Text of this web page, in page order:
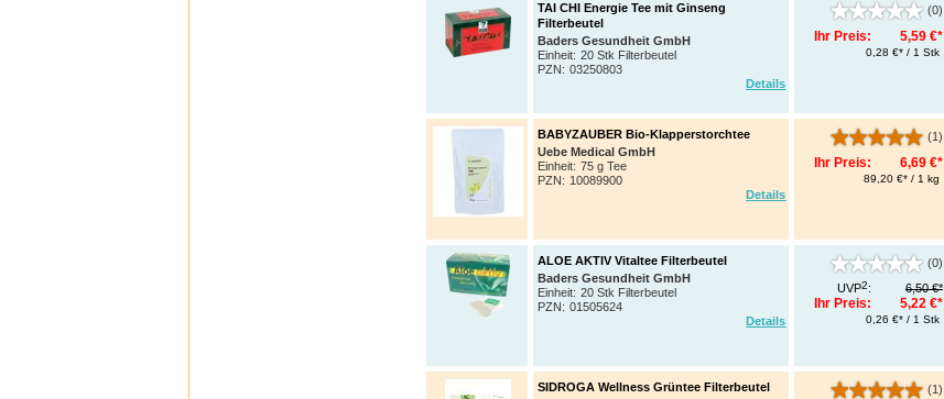
TAI CHI Energie Tee mit Ginseng
Filterbeutel
Baders Gesundheit GmbH
Einheit: 20 Stk Filterbeutel
PZN: 03250803
Details
(0)
Ihr Preis: 5,59 €*
0,28 €* / 1 Stk
BABYZAUBER Bio-Klapperstorchtee
Uebe Medical GmbH
Einheit: 75 g Tee
PZN: 10089900
Details
(1)
Ihr Preis: 6,69 €*
89,20 €* / 1 kg
ALOE AKTIV Vitaltee Filterbeutel
Baders Gesundheit GmbH
Einheit: 20 Stk Filterbeutel
PZN: 01505624
Details
(0)
UVP2: 6,50 €*
Ihr Preis: 5,22 €*
0,26 €* / 1 Stk
SIDROGA Wellness Grüntee Filterbeutel
(1)